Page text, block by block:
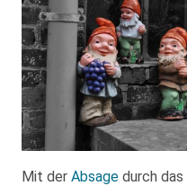
Mit der Absage durch das